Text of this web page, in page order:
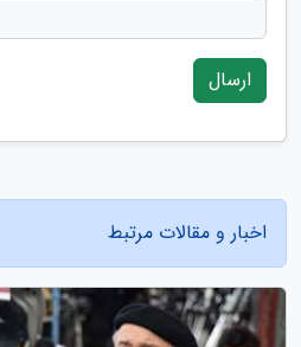
ارسال
اخبار و مقالات مرتبط